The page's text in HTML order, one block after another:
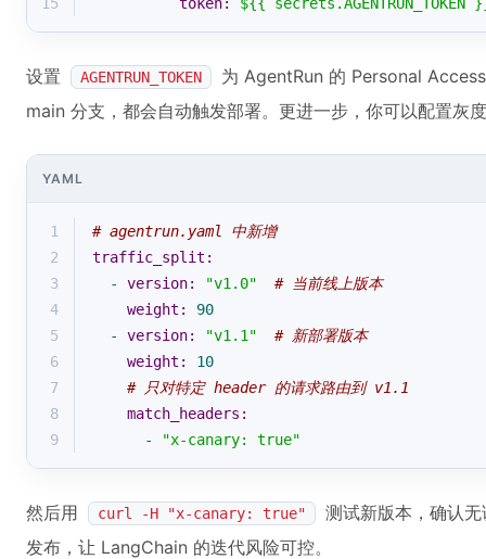
设置 AGENTRUN_TOKEN
为 AgentRun 的 Personal
main 分支，都会自动触发部署。更进一步，你可以配置灰
YAML
1
# agentrun.yaml 中新增
2
traffic_split:
3
- version: "v1.0"
# 当前线上版本
4
weight:
90
5
- version: "v1.1"
# 新部署版本
6
weight:
10
7
# 只对特定 header 的请求路由到 v1.1
8
match_headers:
9
- "x-canary: true"
然后用 curl -H "x-canary: true"
测试新版本，确认
发布，让 LangChain 的迭代风险可控。